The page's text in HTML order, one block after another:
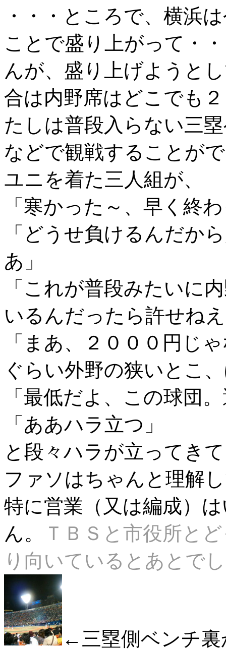
・・・ところで、横浜
ことで盛り上がって・
んが、盛り上げようと
合は内野席はどこでも
たしは普段入らない三
などで観戦することが
ユニを着た三人組が、
「寒かった～、早く終
「どうせ負けるんだか
あ」
「これが普段みたいに
いるんだったら許せね
「まあ、２０００円じ
ぐらい外野の狭いとこ
「最低だよ、この球団
「ああハラ立つ」
と段々ハラが立ってき
ファソはちゃんと理解
特に営業（又は編成）
ん。
ＴＢＳと市役所と
り向いているとあとで
←三塁側ベンチ裏